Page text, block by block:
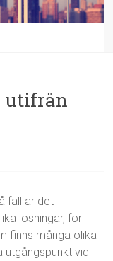
utifrån
fall är det
lösningar, för
finns många olika
utgångspunkt vid